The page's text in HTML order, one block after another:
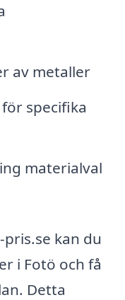
av metaller
specifika
materialval
kan du
i Fotö och få
Detta